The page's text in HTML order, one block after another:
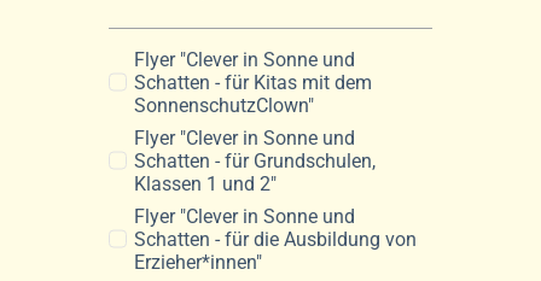
Flyer "Clever in Sonne und
Schatten - für Kitas mit dem
SonnenschutzClown"
Flyer "Clever in Sonne und
Schatten - für Grundschulen,
Klassen 1 und 2"
Flyer "Clever in Sonne und
Schatten - für die Ausbildung von
Erzieher*innen"